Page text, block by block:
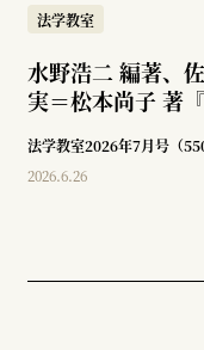
法学教室
水野浩二 編著
実＝松本尚子 著
法学教室2026年7月号（
2026.6.26